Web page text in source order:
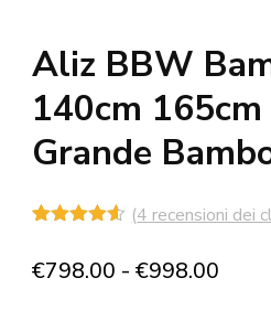
Aliz BBW
140cm
Grande
su base
(4 recensioni dei
€798.00 - €998.00